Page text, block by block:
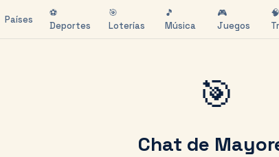
Países
⚽
Deportes
🎯
Loterías
🎵
Música
🎮
Juegos
🧠
🎯
Chat de